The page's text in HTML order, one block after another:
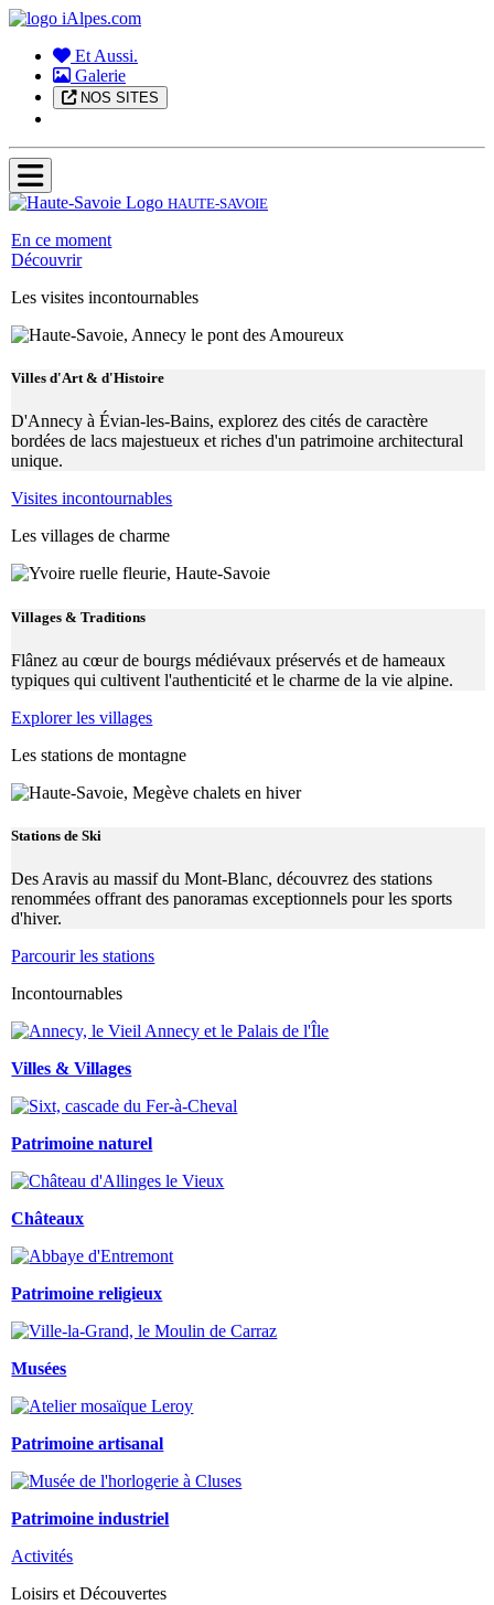
Et Aussi.
Galerie
NOS SITES
HAUTE-SAVOIE
En ce moment
Découvrir
Les visites incontournables
Villes d'Art & d'Histoire
D'Annecy à Évian-les-Bains, explorez des cités de caractère
bordées de lacs majestueux et riches d'un patrimoine architectural
unique.
Visites incontournables
Les villages de charme
Villages & Traditions
Flânez au cœur de bourgs médiévaux préservés et de hameaux
typiques qui cultivent l'authenticité et le charme de la vie alpine.
Explorer les villages
Les stations de montagne
Stations de Ski
Des Aravis au massif du Mont-Blanc, découvrez des stations
renommées offrant des panoramas exceptionnels pour les sports
d'hiver.
Parcourir les stations
Incontournables
Villes & Villages
Patrimoine naturel
Châteaux
Patrimoine religieux
Musées
Patrimoine artisanal
Patrimoine industriel
Activités
Loisirs et Découvertes